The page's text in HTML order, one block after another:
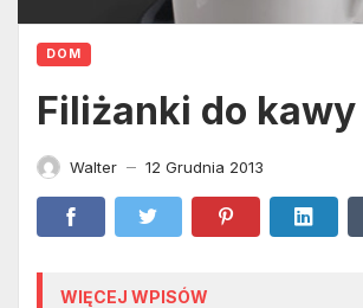
DOM
Filiżanki do kawy
Walter — 12 Grudnia 2013
WIĘCEJ WPISÓW